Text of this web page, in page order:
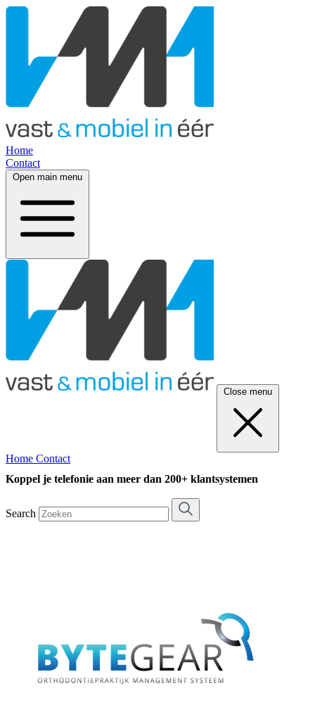
Home
Contact
Open main menu
Close menu
Home Contact
Koppel je telefonie aan meer dan 200+ klantsystemen
Search